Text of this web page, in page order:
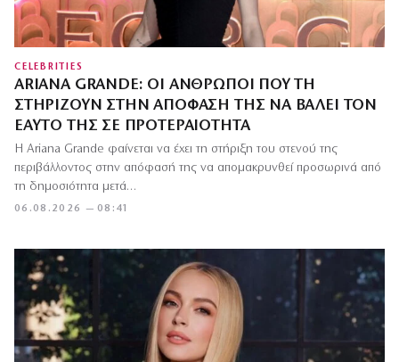
CELEBRITIES
ARIANA GRANDE: ΟΙ ΆΝΘΡΩΠΟΙ ΠΟΥ ΤΗ
ΣΤΗΡΊΖΟΥΝ ΣΤΗΝ ΑΠΌΦΑΣΉ ΤΗΣ ΝΑ ΒΆΛΕΙ ΤΟΝ
ΕΑΥΤΌ ΤΗΣ ΣΕ ΠΡΟΤΕΡΑΙΌΤΗΤΑ
06.08.2026 — 08:41
Η Ariana Grande φαίνεται να έχει τη στήριξη του στενού της
περιβάλλοντος στην απόφασή της να απομακρυνθεί προσωρινά από
τη δημοσιότητα μετά…